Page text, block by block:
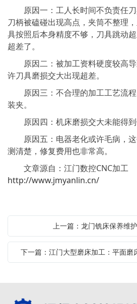
原因一：工人长时间不负责任刀
刀柄被磕碰出现高点，夹筒不整理
具按照后本身精度不够，刀具跳动
超差了。
原因二：被加工资料硬度较高导
许刀具磨损交大出现超差。
原因三：不合理的加工工艺流程
装夹。
原因四：机床磨损交大未能得到
原因五：电器老化或许毛病，这
测清楚，修复费用也非常高。
文章源自：江门数控CNC加工
http://www.jmyanlin.cn/
上一篇：龙门铣床保养维